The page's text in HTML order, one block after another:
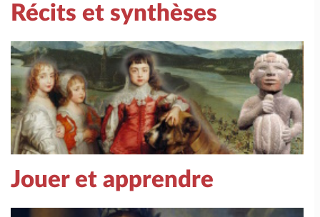
Récits et synthèses
Jouer et apprendre